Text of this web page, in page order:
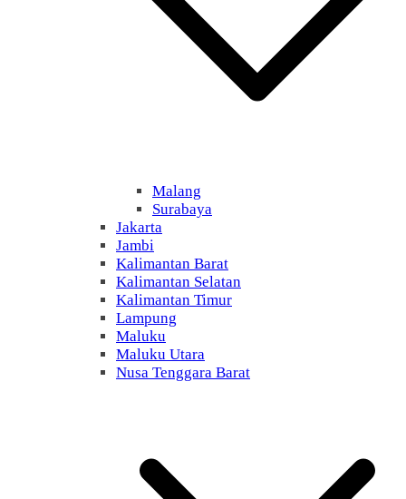
Malang
Surabaya
Jakarta
Jambi
Kalimantan Barat
Kalimantan Selatan
Kalimantan Timur
Lampung
Maluku
Maluku Utara
Nusa Tenggara Barat